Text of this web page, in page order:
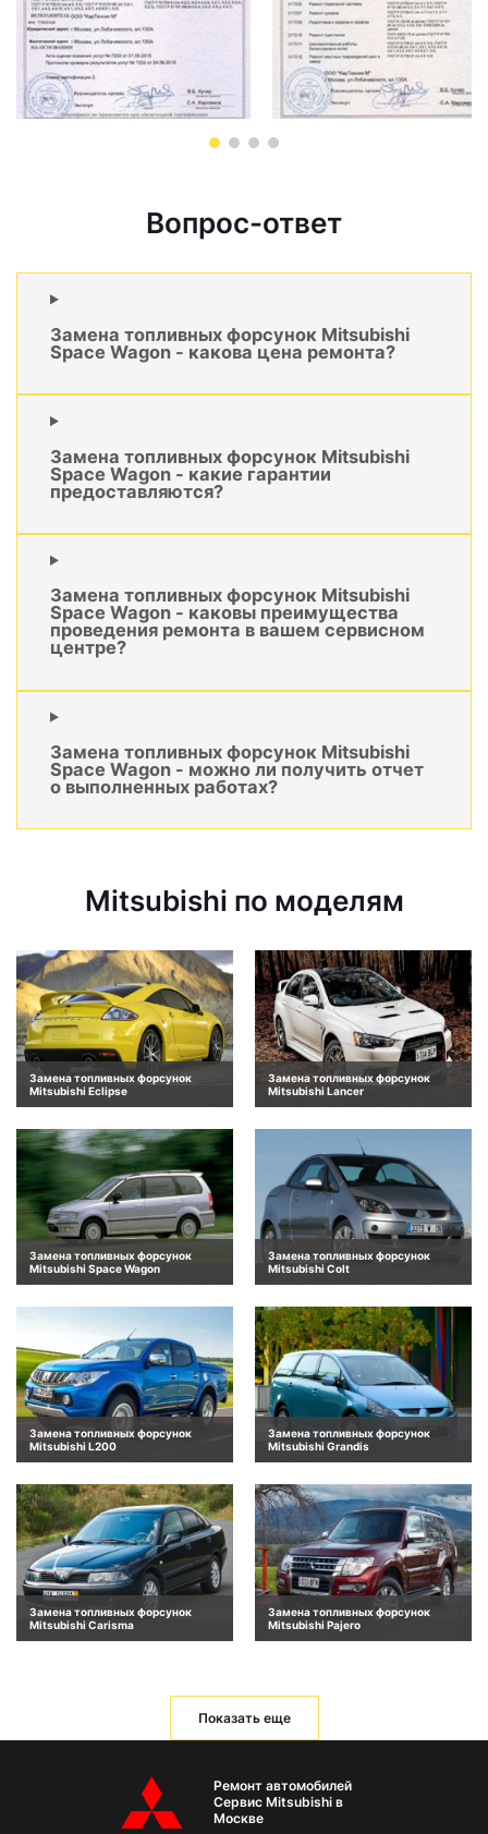
Вопрос-ответ
Замена топливных форсунок Mitsubishi
Space Wagon - какова цена ремонта?
Замена топливных форсунок Mitsubishi
Space Wagon - какие гарантии
предоставляются?
Замена топливных форсунок Mitsubishi
Space Wagon - каковы преимущества
проведения ремонта в вашем сервисном
центре?
Замена топливных форсунок Mitsubishi
Space Wagon - можно ли получить отчет
о выполненных работах?
Mitsubishi по моделям
Замена топливных форсунок
Mitsubishi Eclipse
Замена топливных форсунок
Mitsubishi Lancer
Замена топливных форсунок
Mitsubishi Space Wagon
Замена топливных форсунок
Mitsubishi Colt
Замена топливных форсунок
Mitsubishi L200
Замена топливных форсунок
Mitsubishi Grandis
Замена топливных форсунок
Mitsubishi Carisma
Замена топливных форсунок
Mitsubishi Pajero
Показать еще
Ремонт автомобилей
Сервис Mitsubishi в
Москве